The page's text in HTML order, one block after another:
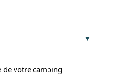
de votre camping